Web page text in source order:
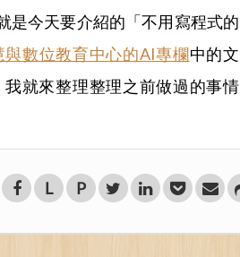
是今天要介紹的「不用寫程式的
與數位教育中心的AI專欄中的文
就來整理整理之前做過的事情
L P